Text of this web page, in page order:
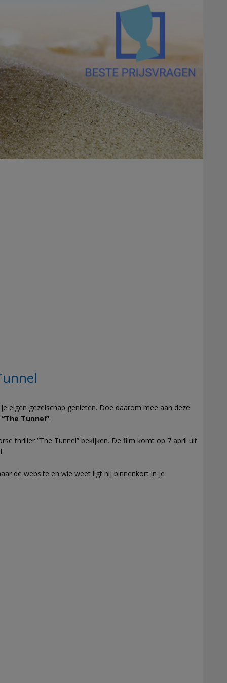
eigen gezelschap genieten. Doe daarom mee aan deze
Tunnel”.
thriller “The Tunnel” bekijken. De film komt op 7 april uit
de website en wie weet ligt hij binnenkort in je